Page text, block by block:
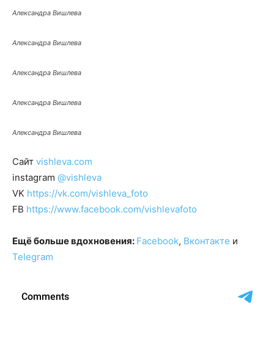
Александра Вишлева
Александра Вишлева
Александра Вишлева
Александра Вишлева
Александра Вишлева
Сайт vishleva.com
instagram @vishleva
VK https://vk.com/vishleva_foto
FB https://www.facebook.com/vishlevafoto
Ещё больше вдохновения: Facebook, Вконтакте и
Telegram